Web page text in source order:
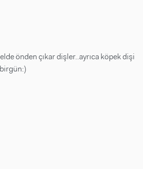
önden çıkar dişler..ayrıca köpek dişi